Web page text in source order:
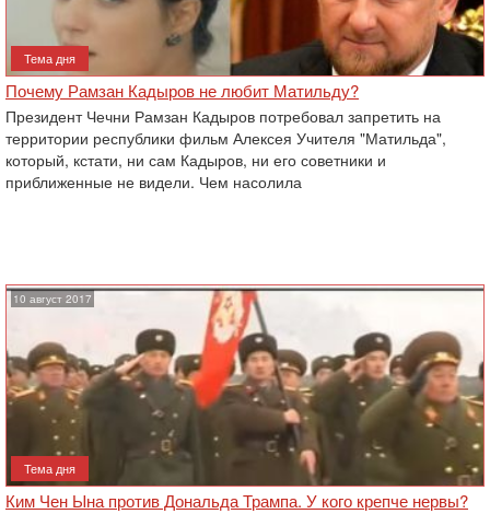
Тема дня
Почему Рамзан Кадыров не любит Матильду?
Президент Чечни Рамзан Кадыров потребовал запретить на
территории республики фильм Алексея Учителя "Матильда",
который, кстати, ни сам Кадыров, ни его советники и
приближенные не видели. Чем насолила
10 август 2017
Тема дня
Ким Чен Ына против Дональда Трампа. У кого крепче нервы?